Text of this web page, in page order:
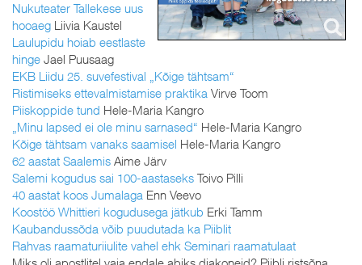
Nukuteater Tallekese uus
hooaeg Liivia Kaustel
Laulupidu hoiab eestlaste
hinge Jael Puusaag
EKB Liidu 25. suvefestival „Kõige tähtsam“
Ristimiseks ettevalmistamise praktika Virve Toom
Piiskoppide tund Hele-Maria Kangro
„Minu lapsed ei ole minu sarnased“ Hele-Maria Kangro
Kõige tähtsam vanaks saamisel Hele-Maria Kangro
62 aastat Saalemis Aime Järv
Salemi kogudus sai 100-aastaseks Toivo Pilli
40 aastat koos Jumalaga Enn Veevo
Koostöö Whittieri kogudusega jätkub Erki Tamm
Kaubandussõda võib puudutada ka Piiblit
Rahvas raamaturiiulite vahel ehk Seminari raamatulaat